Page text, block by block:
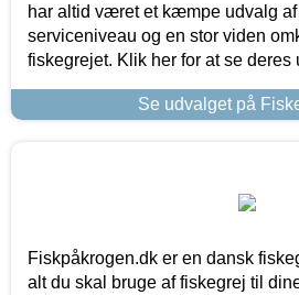
har altid været et kæmpe udvalg
serviceniveau og en stor viden
fiskegrejet. Klik her for at se deres
Se udvalget på
Fiskpåkrogen.dk er en dansk
alt du skal bruge af fiskegrej til